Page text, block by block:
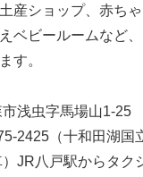
産ショップ、赤ち
ベビールームなど
す。
浅虫字馬場山1-25
2425（十和田湖国
JR八戸駅からタク